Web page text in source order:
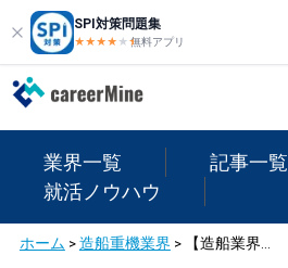
SPI対策問題集
★★★★ ★★
無料アプリ
業界一覧
記事一覧
就活ノウハウ
ホーム >造船重機業界 >